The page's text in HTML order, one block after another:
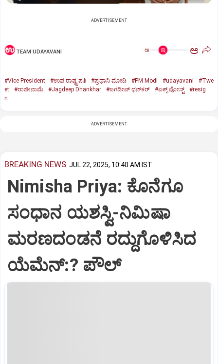
ADVERTISEMENT
TEAM UDAYAVANI ಅ ಅ
#Vice President #ಉಪ ರಾಷ್ಟ್ರಪತಿ #ಪ್ರಧಾನಿ ಮೋದಿ #PM Modi #udayavani
#Twe
et
#ರಾಜೀನಾಮೆ #Jagdeep Dhankhar #ಜಗದೀಪ್‌ ಧನ್‌ಕರ್‌ #ಎಕ್ಸ್‌ ಪೋಸ್ಟ್
#resig
n
ADVERTISEMENT
BREAKING NEWS JUL 22, 2025, 10:40 AM IST
Nimisha Priya: ಕೊನೆಗೂ
ಸಂಧಾನ ಯಶಸ್ವಿ-ನಿಮಿಷಾ
ಮರಣದಂಡನೆ ರದ್ದುಗೊಳಿಸಿದ
ಯೆಮೆನ್:? ಪೌಲ್